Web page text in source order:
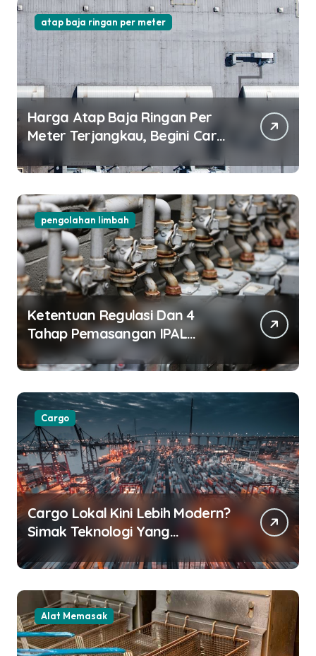
atap baja ringan per meter
Harga Atap Baja Ringan Per
Meter Terjangkau, Begini Cara
Pilihnya!
pengolahan limbah
Ketentuan Regulasi Dan 4
Tahap Pemasangan IPAL
Restoran
Cargo
Cargo Lokal Kini Lebih Modern?
Simak Teknologi Yang
Alat Memasak